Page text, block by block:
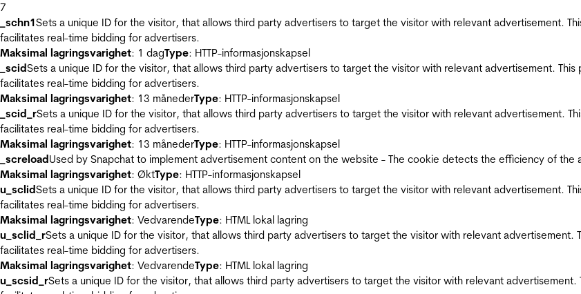
7
_schn1Sets a unique ID for the visitor, that allows third party advertisers to target the visitor with relevant advertisement.
facilitates real-time bidding for advertisers.
Maksimal lagringsvarighet: 1 dagType: HTTP-informasjonskapsel
_scidSets a unique ID for the visitor, that allows third party advertisers to target the visitor with relevant advertisement.
facilitates real-time bidding for advertisers.
Maksimal lagringsvarighet: 13 månederType: HTTP-informasjonskapsel
_scid_rSets a unique ID for the visitor, that allows third party advertisers to target the visitor with relevant advertisement.
facilitates real-time bidding for advertisers.
Maksimal lagringsvarighet: 13 månederType: HTTP-informasjonskapsel
_screloadUsed by Snapchat to implement advertisement content on the website - The cookie detects the efficiency of
Maksimal lagringsvarighet: ØktType: HTTP-informasjonskapsel
u_sclidSets a unique ID for the visitor, that allows third party advertisers to target the visitor with relevant advertisement.
facilitates real-time bidding for advertisers.
Maksimal lagringsvarighet: VedvarendeType: HTML lokal lagring
u_sclid_rSets a unique ID for the visitor, that allows third party advertisers to target the visitor with relevant
facilitates real-time bidding for advertisers.
Maksimal lagringsvarighet: VedvarendeType: HTML lokal lagring
u_scsid_rSets a unique ID for the visitor, that allows third party advertisers to target the visitor with relevant